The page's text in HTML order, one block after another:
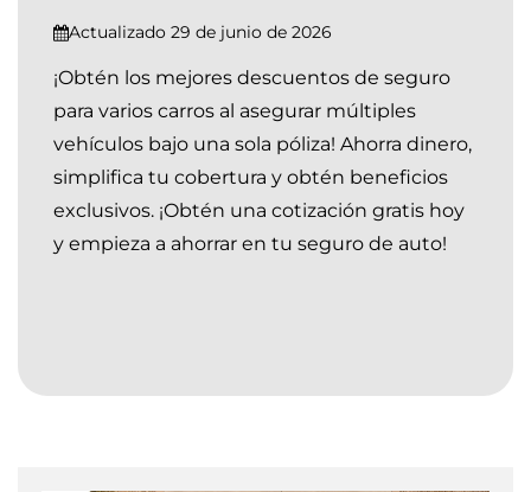
Nevada
Indiana
Georgia
Contáctanos
Actualizado 29 de junio de 2026
¡Obtén los mejores descuentos de seguro
para varios carros al asegurar múltiples
vehículos bajo una sola póliza! Ahorra dinero,
simplifica tu cobertura y obtén beneficios
exclusivos. ¡Obtén una cotización gratis hoy
y empieza a ahorrar en tu seguro de auto!